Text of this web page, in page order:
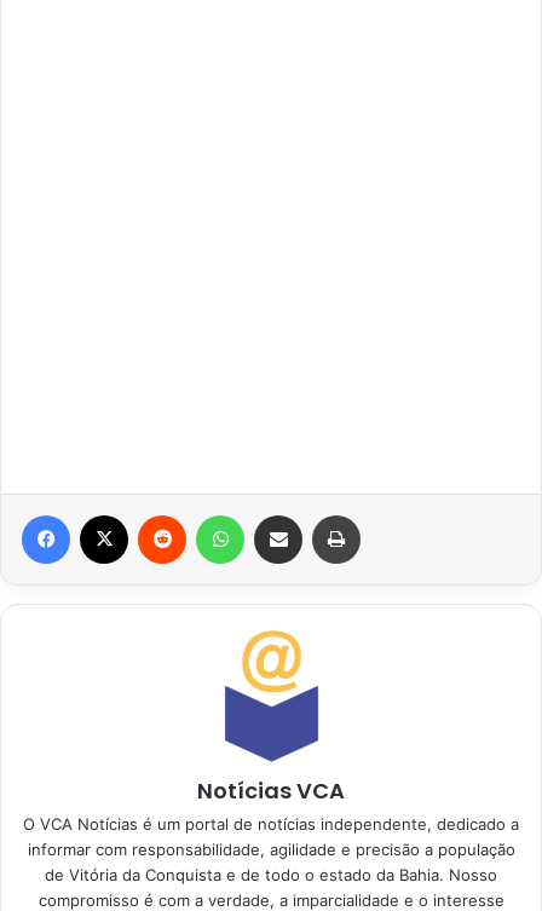
Facebook Reddit WhatsAppCompartilhar via e-mail
Notícias VCA
O VCA Notícias é um portal de notícias independente, dedicado a
informar com responsabilidade, agilidade e precisão a população
de Vitória da Conquista e de todo o estado da Bahia. Nosso
compromisso é com a verdade, a imparcialidade e o interesse